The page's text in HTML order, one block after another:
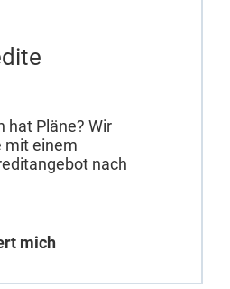
hat Pläne? Wir
mit einem
nach
mich